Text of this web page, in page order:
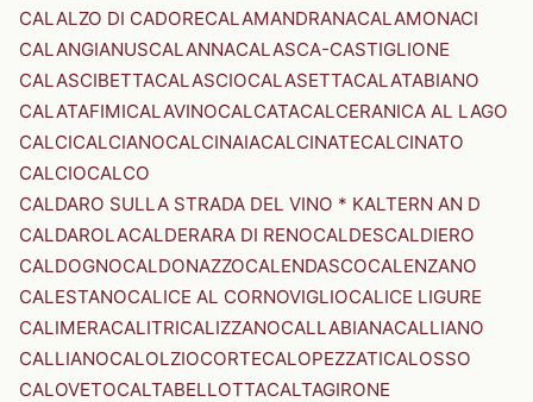
CALALZO DI CADORECALAMANDRANACALAMONACI
CALANGIANUSCALANNACALASCA-CASTIGLIONE
CALASCIBETTACALASCIOCALASETTACALATABIANO
CALATAFIMICALAVINOCALCATACALCERANICA AL LAGO
CALCICALCIANOCALCINAIACALCINATECALCINATO
CALCIOCALCO
CALDARO SULLA STRADA DEL VINO * KALTERN AN D
CALDAROLACALDERARA DI RENOCALDESCALDIERO
CALDOGNOCALDONAZZOCALENDASCOCALENZANO
CALESTANOCALICE AL CORNOVIGLIOCALICE LIGURE
CALIMERACALITRICALIZZANOCALLABIANACALLIANO
CALLIANOCALOLZIOCORTECALOPEZZATICALOSSO
CALOVETOCALTABELLOTTACALTAGIRONE